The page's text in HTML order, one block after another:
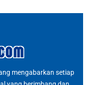
mengabarkan setiap